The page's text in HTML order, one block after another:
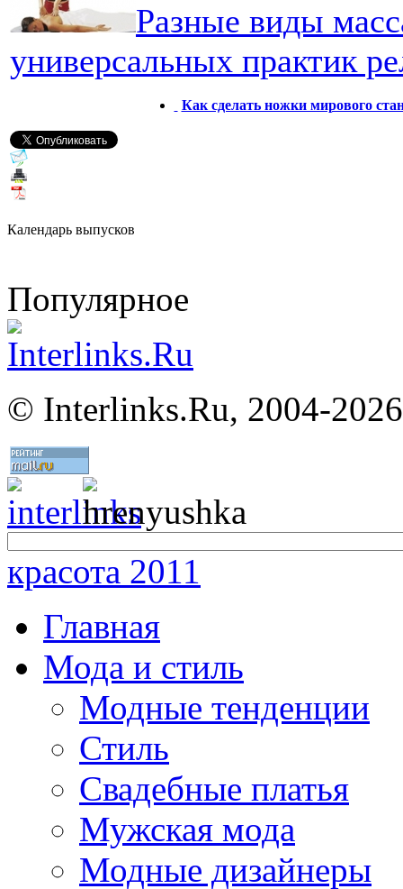
Разные виды
универсальных практик
Как сделать ножки мирового
Календарь выпусков
Популярное
© Interlinks.Ru, 2004-2026
красота 2011
Главная
Мода и стиль
Модные тенденции
Стиль
Свадебные платья
Мужская мода
Модные дизайнеры